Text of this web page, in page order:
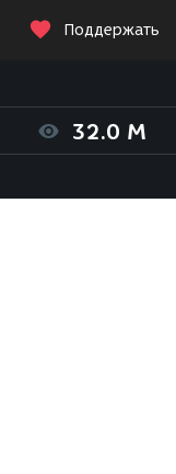
Поддержать
32.0 M